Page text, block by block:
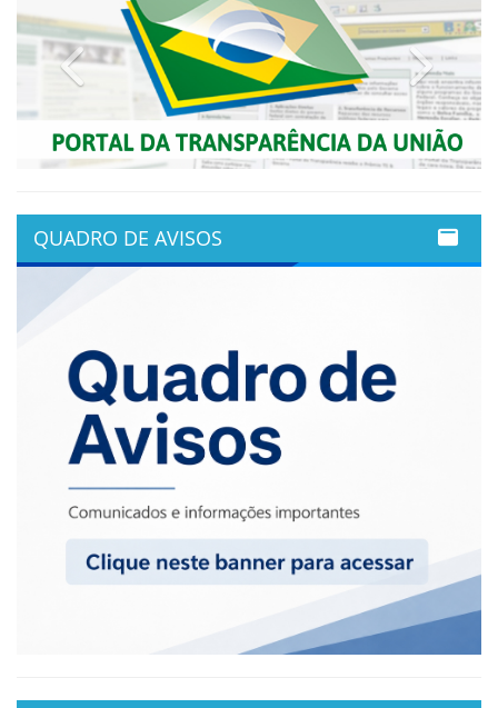
Previous Next
QUADRO DE AVISOS